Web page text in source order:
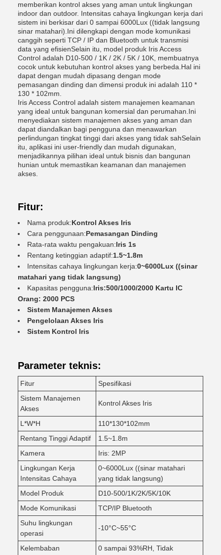
memberikan kontrol akses yang aman untuk lingkungan
indoor dan outdoor. Intensitas cahaya lingkungan kerja dari
sistem ini berkisar dari 0 sampai 6000Lux ((tidak langsung
sinar matahari).Ini dilengkapi dengan mode komunikasi
canggih seperti TCP / IP dan Bluetooth untuk transmisi
data yang efisienSelain itu, model produk Iris Access
Control adalah D10-500 / 1K / 2K / 5K / 10K, membuatnya
cocok untuk kebutuhan kontrol akses yang berbeda.Hal ini
dapat dengan mudah dipasang dengan mode
pemasangan dinding dan dimensi produk ini adalah 110 *
130 * 102mm.
Iris Access Control adalah sistem manajemen keamanan
yang ideal untuk bangunan komersial dan perumahan.Ini
menyediakan sistem manajemen akses yang aman dan
dapat diandalkan bagi pengguna dan menawarkan
perlindungan tingkat tinggi dari akses yang tidak sahSelain
itu, aplikasi ini user-friendly dan mudah digunakan,
menjadikannya pilihan ideal untuk bisnis dan bangunan
hunian untuk memastikan keamanan dan manajemen
akses.
Fitur:
Nama produk:Kontrol Akses Iris
Cara penggunaan:Pemasangan Dinding
Rata-rata waktu pengakuan:Iris 1s
Rentang ketinggian adaptif:1.5~1.8m
Intensitas cahaya lingkungan kerja:0~6000Lux ((sinar
matahari yang tidak langsung)
Kapasitas pengguna:Iris:500/1000/2000 Kartu IC
Orang: 2000 PCS
Sistem Manajemen Akses
Pengelolaan Akses Iris
Sistem Kontrol Iris
Parameter teknis:
Fitur
Spesifikasi
Sistem Manajemen
Akses
Kontrol Akses Iris
L*W*H
110*130*102mm
Rentang Tinggi Adaptif
1.5~1.8m
Kamera
Iris: 2MP
Lingkungan Kerja
Intensitas Cahaya
0~6000Lux ((sinar matahari
yang tidak langsung)
Model Produk
D10-500/1K/2K/5K/10K
Mode Komunikasi
TCP/IP Bluetooth
Suhu lingkungan
operasi
-10°C~55°C
Kelembaban
0 sampai 93%RH, Tidak